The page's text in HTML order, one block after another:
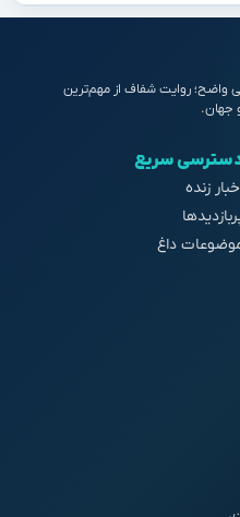
واضح؛ روایت شفاف از مهم‌ترین
جهان.
سریع
زنده
داغ